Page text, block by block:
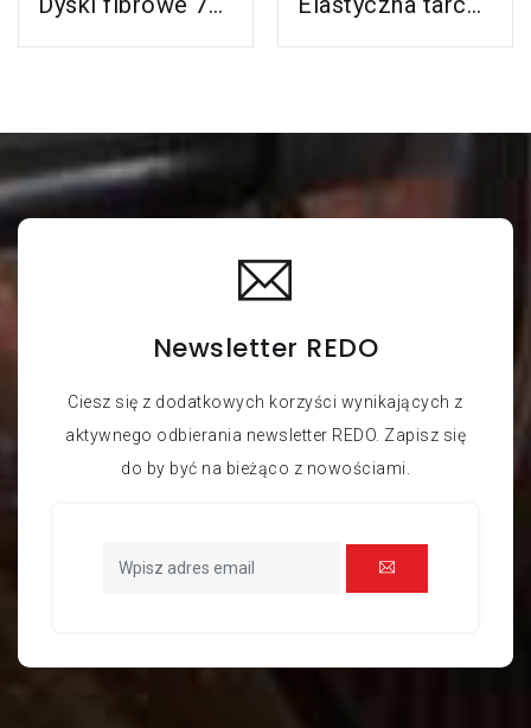
Newsletter REDO
Ciesz się z dodatkowych korzyści wynikających z
aktywnego odbierania newsletter REDO. Zapisz się
do by być na bieżąco z nowościami.